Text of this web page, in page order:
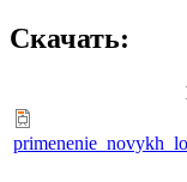
Скачать: